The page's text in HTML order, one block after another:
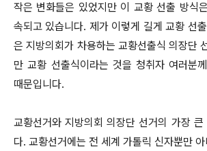
작은 변화들은 있었지만 이 교황 선출 방식
속되고 있습니다. 제가 이렇게 길게 교황 선
은 지방의회가 차용하는 교황선출식 의장단
만 교황 선출식이라는 것을 청취자 여러분
때문입니다.
교황선거와 지방의회 의장단 선거의 가장 큰
다. 교황선거에는 전 세계 가톨릭 신자뿐만 아